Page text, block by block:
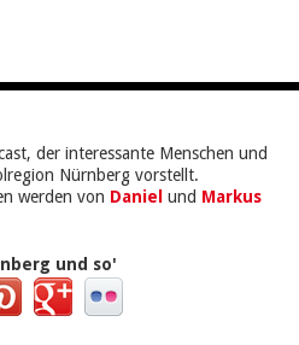
der interessante Menschen und
Nürnberg vorstellt.
werden von Daniel und Markus
und so'